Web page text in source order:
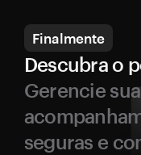
Finalmente
Descubra o
Gerencie
seguras e